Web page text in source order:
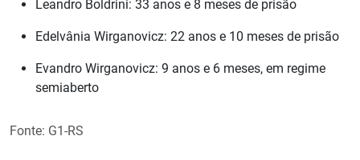
Leandro Boldrini: 33 anos e 8 meses de prisão
Edelvânia Wirganovicz: 22 anos e 10 meses de prisão
Evandro Wirganovicz: 9 anos e 6 meses, em regime
semiaberto
Fonte: G1-RS